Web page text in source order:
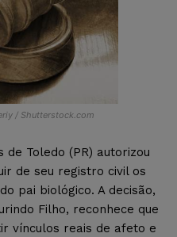
/ Shutterstock.com
de Toledo (PR) autorizou
de seu registro civil os
pai biológico. A decisão,
Filho, reconhece que
vínculos reais de afeto e